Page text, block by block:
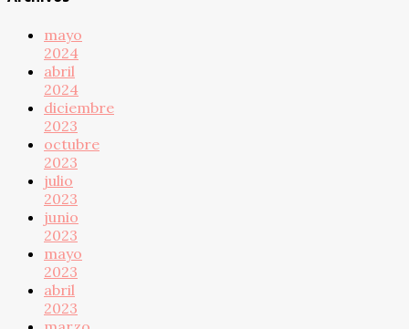
mayo
2024
abril
2024
diciembre
2023
octubre
2023
julio
2023
junio
2023
mayo
2023
abril
2023